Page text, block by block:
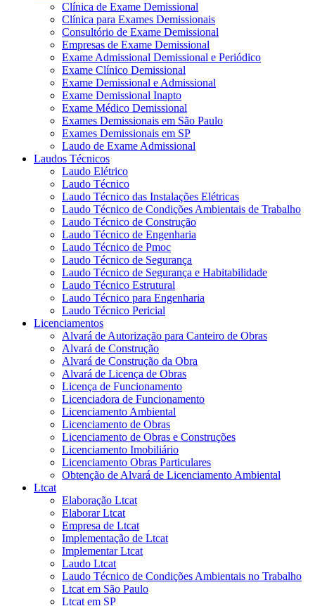
Clínica de Exame Demissional
Clínica para Exames Demissionais
Consultório de Exame Demissional
Empresas de Exame Demissional
Exame Admissional Demissional e Periódico
Exame Clínico Demissional
Exame Demissional e Admissional
Exame Demissional Inapto
Exame Médico Demissional
Exames Demissionais em São Paulo
Exames Demissionais em SP
Laudo de Exame Admissional
Laudos Técnicos
Laudo Elétrico
Laudo Técnico
Laudo Técnico das Instalações Elétricas
Laudo Técnico de Condições Ambientais de Trabalho
Laudo Técnico de Construção
Laudo Técnico de Engenharia
Laudo Técnico de Pmoc
Laudo Técnico de Segurança
Laudo Técnico de Segurança e Habitabilidade
Laudo Técnico Estrutural
Laudo Técnico para Engenharia
Laudo Técnico Pericial
Licenciamentos
Alvará de Autorização para Canteiro de Obras
Alvará de Construção
Alvará de Construção da Obra
Alvará de Licença de Obras
Licença de Funcionamento
Licenciadora de Funcionamento
Licenciamento Ambiental
Licenciamento de Obras
Licenciamento de Obras e Construções
Licenciamento Imobiliário
Licenciamento Obras Particulares
Obtenção de Alvará de Licenciamento Ambiental
Ltcat
Elaboração Ltcat
Elaborar Ltcat
Empresa de Ltcat
Implementação de Ltcat
Implementar Ltcat
Laudo Ltcat
Laudo Técnico de Condições Ambientais no Trabalho
Ltcat em São Paulo
Ltcat em SP